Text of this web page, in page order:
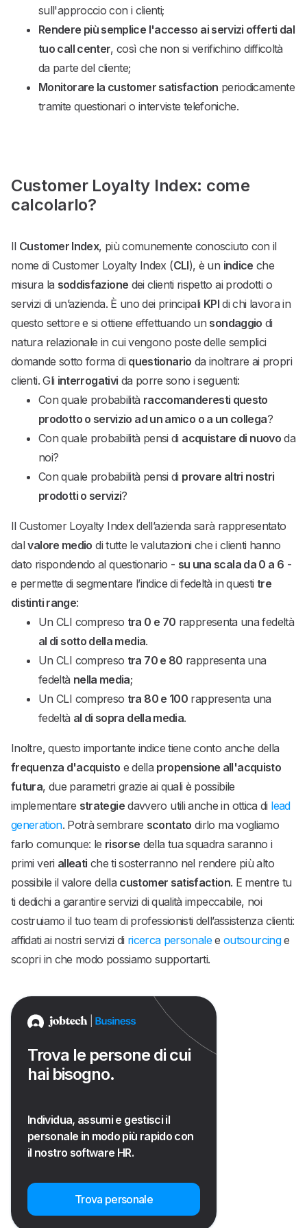
sull'approccio con i clienti;
Rendere più semplice l'accesso ai servizi offerti dal
tuo call center, così che non si verifichino difficoltà
da parte del cliente;
Monitorare la customer satisfaction periodicamente
tramite questionari o interviste telefoniche.
Customer Loyalty Index: come
calcolarlo?
Il Customer Index, più comunemente conosciuto con il
nome di Customer Loyalty Index (CLI), è un indice che
misura la soddisfazione dei clienti rispetto ai prodotti o
servizi di un’azienda. È uno dei principali KPIdi chi lavora in
questo settore e si ottiene effettuando un sondaggio di
natura relazionale in cui vengono poste delle semplici
domande sotto forma di questionario da inoltrare ai propri
clienti. Gli interrogativi da porre sono i seguenti:
Con quale probabilità raccomanderesti questo
prodotto o servizio ad un amico o a un collega?
Con quale probabilità pensi di acquistare di nuovo da
noi?
Con quale probabilità pensi di provare altri nostri
prodotti o servizi?
Il Customer Loyalty Index dell’azienda sarà rappresentato
dalvalore medio di tutte le valutazioni che i clienti hanno
dato rispondendo al questionario - su una scala da 0 a 6 -
e permette di segmentare l’indice di fedeltà in questi tre
distinti range:
Un CLI compreso tra 0 e 70 rappresenta una fedeltà
al di sotto della media.
Un CLI compreso tra 70 e 80 rappresenta una
fedeltà nella media;
Un CLI compreso tra 80 e 100 rappresenta una
fedeltà al di sopra della media.
Inoltre, questo importante indice tiene conto anche della
frequenza d'acquisto e della propensione all'acquisto
futura, due parametri grazie ai quali è possibile
implementare strategiedavvero utili anche in ottica di lead
generation. Potrà sembrare scontato dirlo ma vogliamo
farlo comunque: le risorse della tua squadra saranno i
primi veri alleati che ti sosterranno nel rendere più alto
possibile il valore della customer satisfaction. E mentre tu
ti dedichi a garantire servizi di qualità impeccabile, noi
costruiamo il tuo team di professionisti dell’assistenza clienti:
affidati ai nostri servizi di ricerca personaleeoutsourcinge
scopri in che modo possiamo supportarti.
Trova le persone di cui
hai bisogno.
Individua, assumi e gestisci il
personale in modo più rapido con
il nostro software HR.
Trova personale